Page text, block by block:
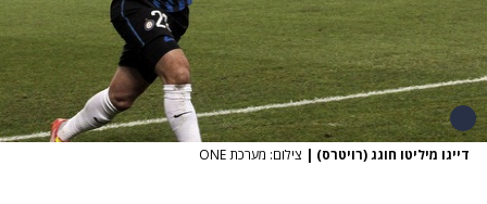
דייגו מיליטו חוגג (רויטרס) | צילום: מערכת ONE